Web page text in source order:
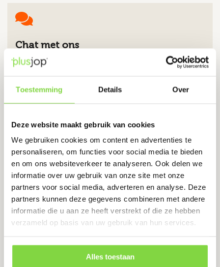
Toestemming Details Over
Deze website maakt gebruik van cookies
We gebruiken cookies om content en advertenties te
personaliseren, om functies voor social media te bieden
en om ons websiteverkeer te analyseren. Ook delen we
informatie over uw gebruik van onze site met onze
partners voor social media, adverteren en analyse. Deze
partners kunnen deze gegevens combineren met andere
informatie die u aan ze heeft verstrekt of die ze hebben
verzameld op basis van uw gebruik van hun services.
Alles toestaan
Chat met ons
Stuur ons een Whatsappje
Bel ons
085 024 0044
Bel direct
Mail ons